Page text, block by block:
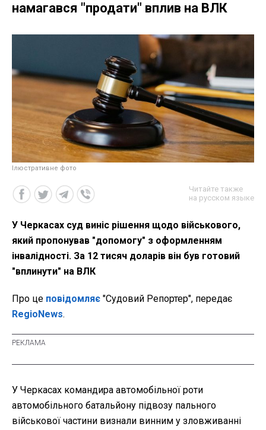
намагався "продати" вплив на ВЛК
Ілюстративне фото
Читайте также
на русском языке
У Черкасах суд виніс рішення щодо військового,
який пропонував "допомогу" з оформленням
інвалідності. За 12 тисяч доларів він був готовий
"вплинути" на ВЛК
Про це повідомляє "Судовий Репортер", передає
RegioNews.
У Черкасах командира автомобільної роти
автомобільного батальйону підвозу пального
військової частини визнали винним у зловживанні